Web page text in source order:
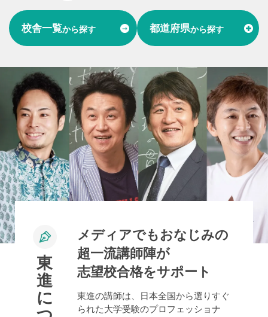
校舎一覧から探す 都道府県から探す
東海 愛知県 岐阜県
関西 大阪府 兵庫県
中国 山口県
九州 福岡県 熊本県 長崎県
東
進
に
メディアでもおなじみの
超一流講師陣が
志望校合格をサポート
東進の講師は、日本全国から選りすぐ
られた大学受験のプロフェッショナ